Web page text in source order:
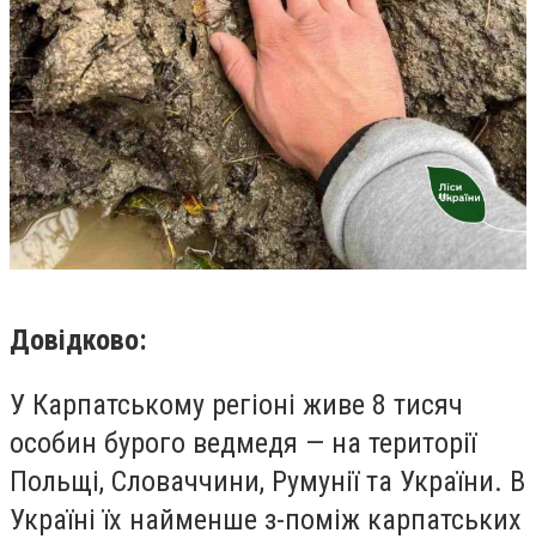
Довідково:
У Карпатському регіоні живе 8 тисяч
особин бурого ведмедя — на території
Польщі, Словаччини, Румунії та України. В
Україні їх найменше з-поміж карпатських